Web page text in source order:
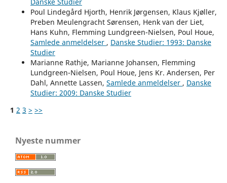
Poul Lindegård Hjorth, Henrik Jørgensen, Klaus Kjøller,
Preben Meulengracht Sørensen, Henk van der Liet,
Hans Kuhn, Flemming Lundgreen-Nielsen, Poul Houe,
Samlede anmeldelser , Danske Studier: 1993: Danske
Studier
Marianne Rathje, Marianne Johansen, Flemming
Lundgreen-Nielsen, Poul Houe, Jens Kr. Andersen, Per
Dahl, Annette Lassen, Samlede anmeldelser , Danske
Studier: 2009: Danske Studier
1 2 3 > >>
Nyeste nummer